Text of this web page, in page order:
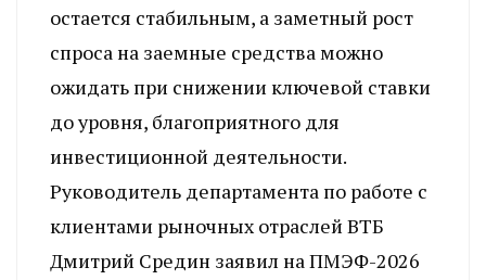
остается стабильным, а заметный рост
спроса на заемные средства можно
ожидать при снижении ключевой ставки
до уровня, благоприятного для
инвестиционной деятельности.
Руководитель департамента по работе с
клиентами рыночных отраслей ВТБ
Дмитрий Средин заявил на ПМЭФ-2026